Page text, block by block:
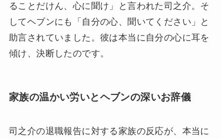
ることだけん、心に聞け」と言われた司之介。そ
してヘブンにも「自分の心、聞いてください」と
助言されていました。彼は本当に自分の心に耳を
傾け、決断したのです。
家族の温かい労いとヘブンの深いお辞儀
司之介の退職報告に対する家族の反応が、本当に